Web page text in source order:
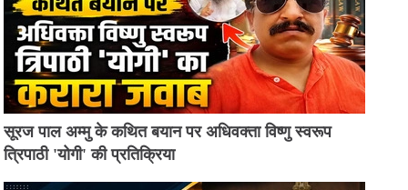
सूरज पाल अम्मु के कथित बयान पर अधिवक्ता विष्णु स्वरूप
त्रिपाठी 'योगी' की प्रतिक्रिया